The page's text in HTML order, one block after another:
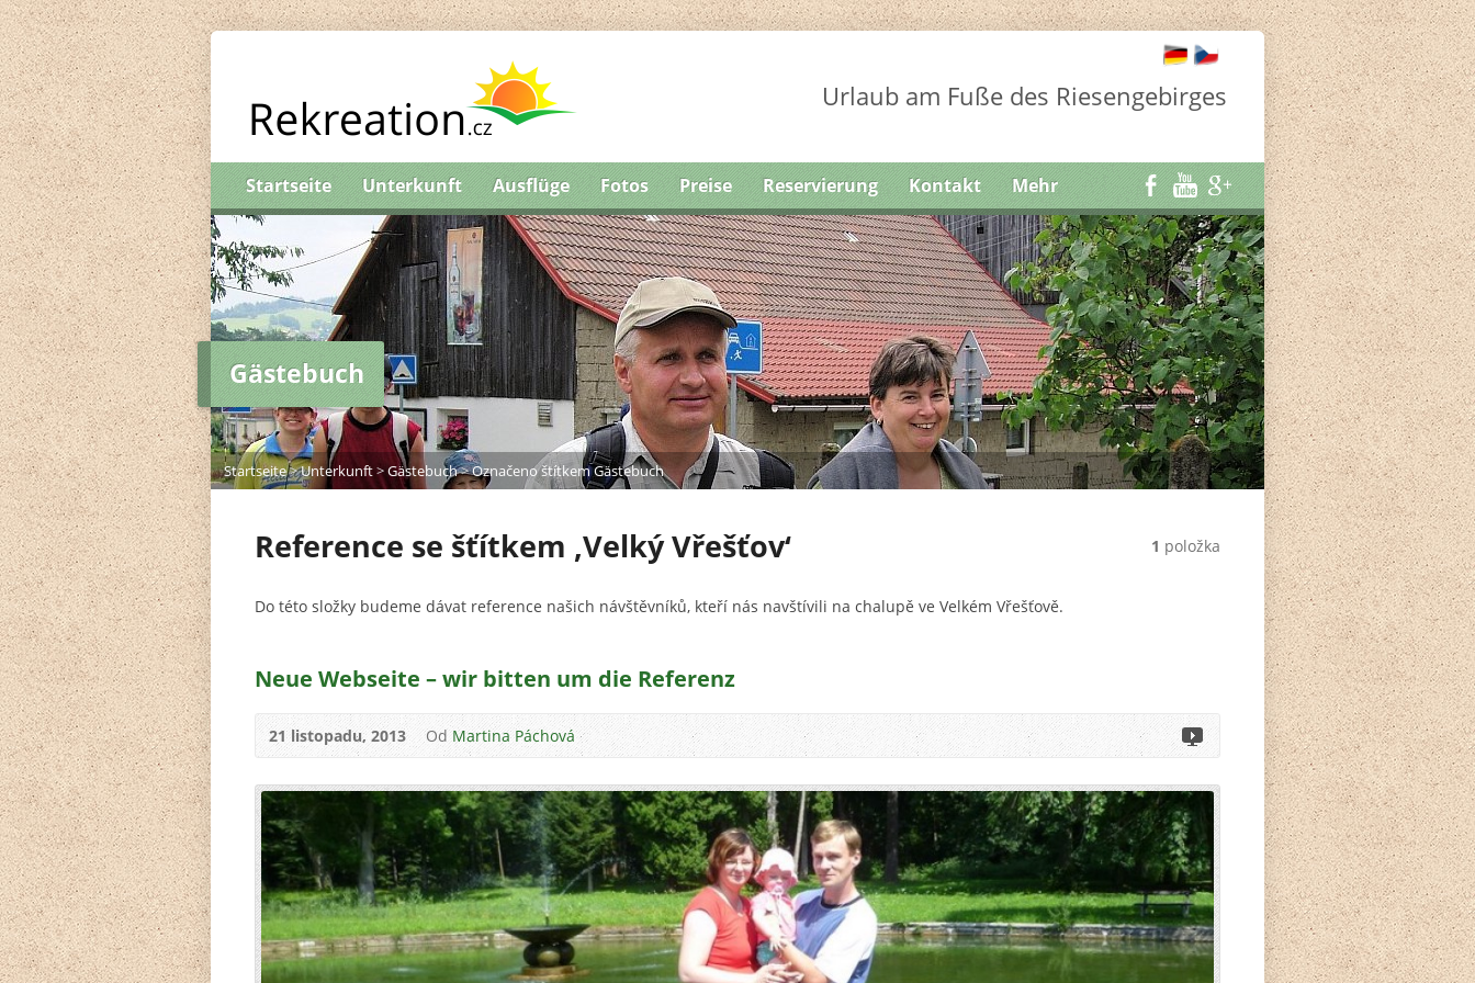
Urlaub am Fuße des Riesengebirges
Startseite Unterkunft Ausflüge Fotos Preise Reservierung Kontakt Mehr
Gästebuch
Startseite>Unterkunft>Gästebuch>Označeno štítkem Gästebuch
Reference se šťítkem ‚Velký Vřešťov‘ 1 položka
Do této složky budeme dávat reference našich návštěvníků, kteří nás navštívili na chalupě ve Velkém Vřešťově.
Neue Webseite – wir bitten um die Referenz
21 listopadu, 2013 OdMartina Páchová